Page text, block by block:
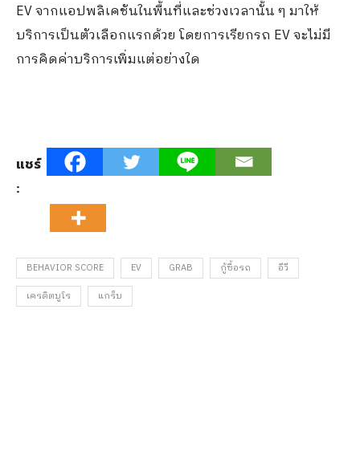
EV จากแอปพลิเคชันในพื้นที่และช่วงเวลานั้น ๆ มาให้
บริการเป็นตัวเลือกแรกด้วย โดยการเรียกรถ EV จะไม่มี
การคิดค่าบริการเพิ่มแต่อย่างใด
แชร์
:
BEHAVIOR SCORE EV GRAB กู้ซื้อรถ
อีวี
เครดิตบูโร
แกร็บ